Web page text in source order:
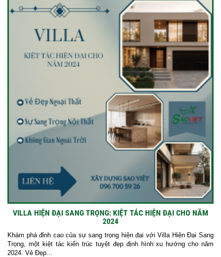
VILLA HIỆN ĐẠI SANG TRỌNG: KIỆT TÁC HIỆN ĐẠI CHO NĂM
2024
Khám phá đỉnh cao của sự sang trọng hiện đại với Villa Hiện Đại Sang
Trọng, một kiệt tác kiến trúc tuyệt đẹp định hình xu hướng cho năm
2024. Vẻ Đẹp...